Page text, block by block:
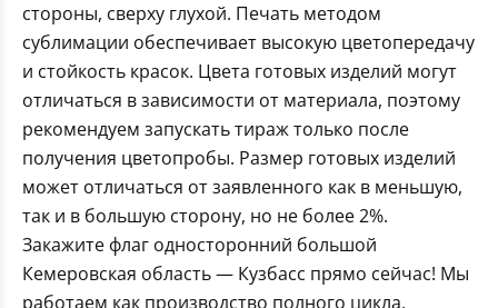
стороны, сверху глухой. Печать методом
сублимации обеспечивает высокую цветопередачу
и стойкость красок. Цвета готовых изделий могут
отличаться в зависимости от материала, поэтому
рекомендуем запускать тираж только после
получения цветопробы. Размер готовых изделий
может отличаться от заявленного как в меньшую,
так и в большую сторону, но не более 2%.
Закажите флаг односторонний большой
Кемеровская область — Кузбасс прямо сейчас! Мы
работаем как производство полного цикла,